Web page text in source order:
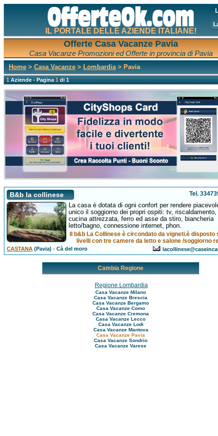
IL PORTALE DELLE AZIENDE ITALIANE!
Offerte Casa Vacanze Pavia
Casa Vacanze Promozioni ed Offerte in provincia di Pavia
Home > Casa Vacanze > Lombardia> Pavia
1Aziende - Pagina1di 1
B&b la collinese Tel.
La casa è dotata di ogni confort per rendere
unico il soggiorno dei propri ospiti: tv, riscaldamento,
cucina attrezzata, ferro ed asse da stiro, biancheria
letto/bagno, connessione internet, phon.
Il b&b La Collinese è circondato da vigneti.è disposto
livelli con tre camere da letto e salone /soggiorno
CASTANA(Pavia) -Cà del moro
Cambia Regione
Regione Lombardia
Casa Vacanze Milano
Casa Vacanze Brescia
Casa Vacanze Bergamo
Casa Vacanze Como
Casa Vacanze Cremona
Casa Vacanze Lecco
Casa Vacanze Lodi
Casa Vacanze Mantova
Casa Vacanze Pavia
Casa Vacanze Sondrio
Casa Vacanze Varese